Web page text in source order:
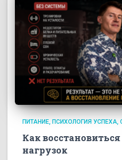
ПИТАНИЕ ПСИХОЛОГИЯ УСПЕХА
Как
нагрузок